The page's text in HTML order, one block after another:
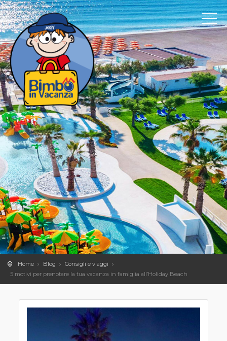
Home Blog
Consigli e viaggi
5 motivi per prenotare la tua vacanza in famiglia all’Holiday Beach